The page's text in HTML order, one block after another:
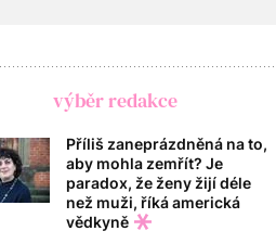
výběr redakce
Příliš zaneprázdněná na to,
aby mohla zemřít? Je
paradox, že ženy žijí déle
než muži, říká americká
vědkyně